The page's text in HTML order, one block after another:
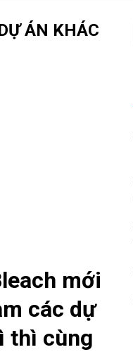
ÁN KHÁC
mới
các dự
thì cùng